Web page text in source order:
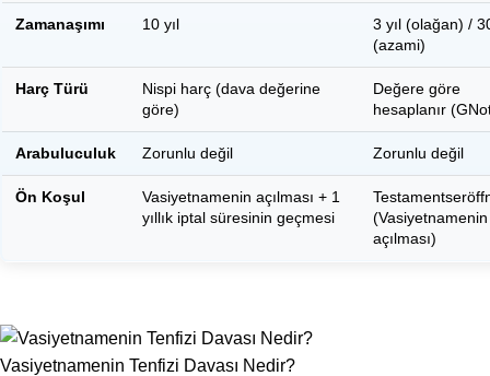
Zamanaşımı 10 yıl
3 yıl (olağan) /
(azami)
Harç Türü
Nispi harç (dava değerine
göre)
Değere göre
hesaplanır
Arabuluculuk Zorunlu değil Zorunlu değil
Ön Koşul
Vasiyetnamenin açılması + 1
yıllık iptal süresinin geçmesi
(Vasiyetnamenin
açılması)
Vasiyetnamenin Tenfizi Davası Nedir?